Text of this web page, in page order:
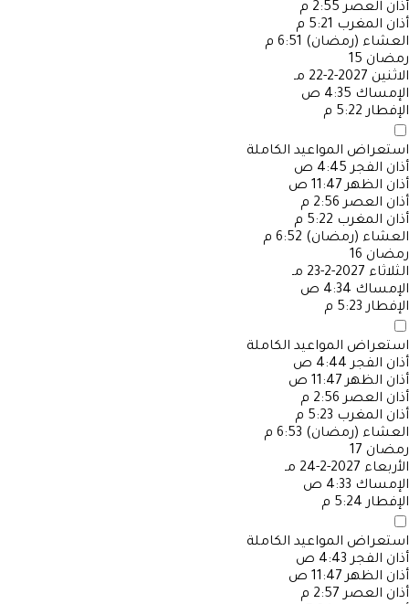
أذان العصر 2:55 م
أذان المغرب 5:21 م
العشاء (رمضان) 6:51 م
رمضان 15
الاثنين 2027-2-22 مـ
الإمساك 4:35 ص
الإفطار 5:22 م
استعراض المواعيد الكاملة
أذان الفجر 4:45 ص
أذان الظهر 11:47 ص
أذان العصر 2:56 م
أذان المغرب 5:22 م
العشاء (رمضان) 6:52 م
رمضان 16
الثلاثاء 2027-2-23 مـ
الإمساك 4:34 ص
الإفطار 5:23 م
استعراض المواعيد الكاملة
أذان الفجر 4:44 ص
أذان الظهر 11:47 ص
أذان العصر 2:56 م
أذان المغرب 5:23 م
العشاء (رمضان) 6:53 م
رمضان 17
الأربعاء 2027-2-24 مـ
الإمساك 4:33 ص
الإفطار 5:24 م
استعراض المواعيد الكاملة
أذان الفجر 4:43 ص
أذان الظهر 11:47 ص
أذان العصر 2:57 م